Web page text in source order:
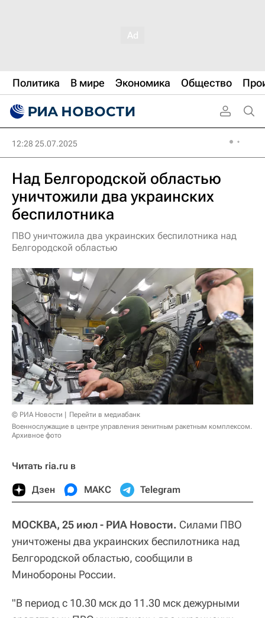
Политика В мире Экономика Общество
12:28 25.07.2025
Над Белгородской областью
уничтожили два украинских
беспилотника
ПВО уничтожила два украинских беспилотника над
Белгородской областью
© РИА Новости
Перейти в медиабанк
Военнослужащие в центре управления зенитным ракетным комплексом.
Архивное фото
Читать ria.ru в
Дзен МАКС Telegram
МОСКВА, 25 июл - РИА Новости. Силами ПВО
уничтожены два украинских беспилотника над
Белгородской областью, сообщили в
Минобороны России.
"В период с 10.30 мск до 11.30 мск дежурными